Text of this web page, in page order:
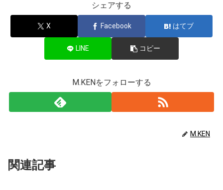
シェアする
X Facebook はてブ
LINE コピー
M.KENをフォローする
M.KEN
関連記事